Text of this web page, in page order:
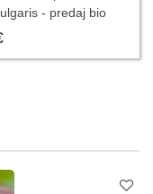
- predaj bio
- 50 ks